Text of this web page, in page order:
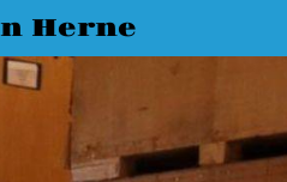
Herne